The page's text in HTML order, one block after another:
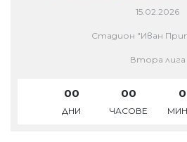
15.02.2026
Стадион "Иван
Втора лига
00
ДНИ
00
ЧАСОВЕ